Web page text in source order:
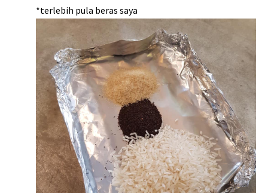
*terlebih pula beras saya